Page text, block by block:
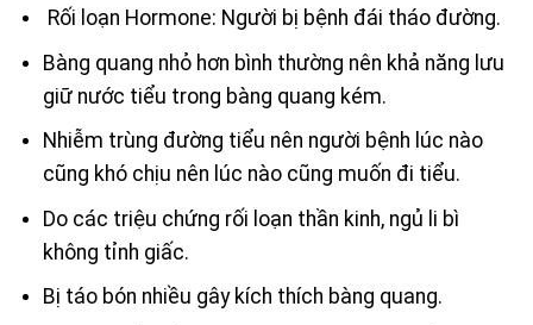
Rối loạn Hormone: Người bị bệnh đái tháo đường.
Bàng quang nhỏ hơn bình thường nên khả năng lưu
giữ nước tiểu trong bàng quang kém.
Nhiễm trùng đường tiểu nên người bệnh lúc nào
cũng khó chịu nên lúc nào cũng muốn đi tiểu.
Do các triệu chứng rối loạn thần kinh, ngủ li bì
không tỉnh giấc.
Bị táo bón nhiều gây kích thích bàng quang.